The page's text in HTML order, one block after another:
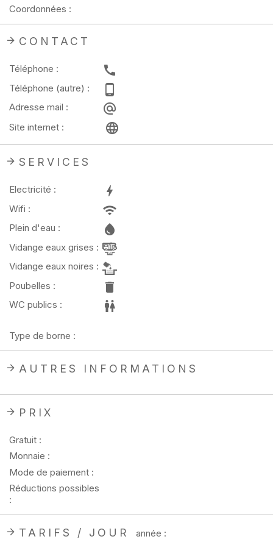
Coordonnées :
CONTACT
Téléphone :
Téléphone (autre) :
Adresse mail :
Site internet :
SERVICES
Electricité :
Wifi :
Plein d'eau :
Vidange eaux grises :
Vidange eaux noires :
Poubelles :
WC publics :
Type de borne :
AUTRES INFORMATIONS
PRIX
Gratuit :
Monnaie :
Mode de paiement :
Réductions possibles
:
TARIFS / JOUR année :